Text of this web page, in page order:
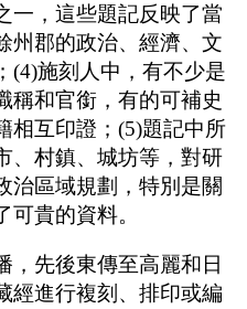
一，這些題記反映了當
州郡的政治、經濟、文
(4)施刻人中，有不少是
稱和官銜，有的可補史
相互印證；(5)題記中所
、村鎮、城坊等，對研
治區域規劃，特別是關
貴的資料。
，先後東傳至高麗和日
經進行複刻、排印或編